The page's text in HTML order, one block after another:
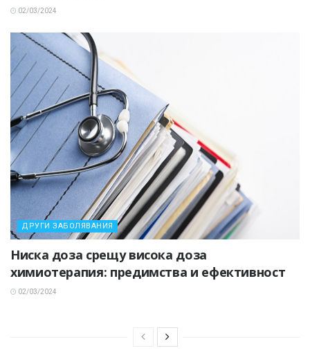
02/03/2024
ДРУГИ ЗАБОЛЯВАНИЯ
Ниска доза срещу висока доза
химиотерапия: предимства и ефективност
02/03/2024